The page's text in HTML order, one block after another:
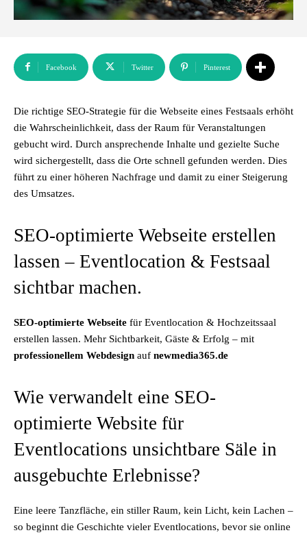
Facebook Twitter Pinterest
Die richtige SEO-Strategie für die Webseite eines Festsaals erhöht
die Wahrscheinlichkeit, dass der Raum für Veranstaltungen
gebucht wird. Durch ansprechende Inhalte und gezielte Suche
wird sichergestellt, dass die Orte schnell gefunden werden. Dies
führt zu einer höheren Nachfrage und damit zu einer Steigerung
des Umsatzes.
SEO-optimierte Webseite erstellen
lassen – Eventlocation & Festsaal
sichtbar machen.
SEO-optimierte Webseite für Eventlocation & Hochzeitssaal
erstellen lassen. Mehr Sichtbarkeit, Gäste & Erfolg – mit
professionellem Webdesign auf newmedia365.de
Wie verwandelt eine SEO-
optimierte Website für
Eventlocations unsichtbare Säle in
ausgebuchte Erlebnisse?
Eine leere Tanzfläche, ein stiller Raum, kein Licht, kein Lachen –
so beginnt die Geschichte vieler Eventlocations, bevor sie online